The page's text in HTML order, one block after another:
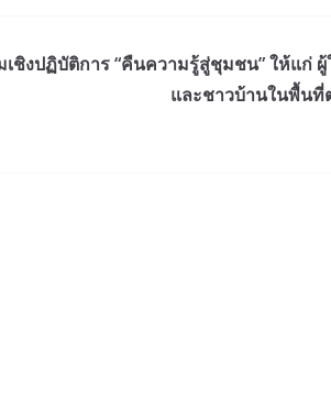
ชิงปฏิบัติการ “คืนความรู้สู่ชุมชน” ให้แก่
และชาวบ้านในพื้น